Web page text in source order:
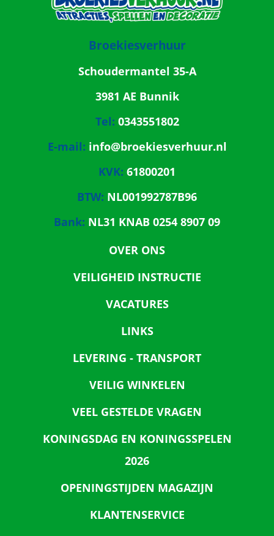
Broekiesverhuur
Schoudermantel 35-A
3981 AE Bunnik
Tel: 0343551802
E-mail: info@broekiesverhuur.nl
KVK: 61800201
BTW: NL001992787B96
Bank: NL31 KNAB 0254 8907 09
OVER ONS
VEILIGHEID INSTRUCTIE
VACATURES
LINKS
LEVERING - TRANSPORT
VEILIG WINKELEN
VEEL GESTELDE VRAGEN
KONINGSDAG EN KONINGSSPELEN
2026
OPENINGSTIJDEN MAGAZIJN
KLANTENSERVICE